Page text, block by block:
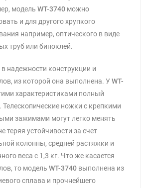
модельWT-3740 можно
и для другого хрупкого
например, оптического в виде
труб или биноклей.
в надежности конструкции и
из которой она выполнена. УWT-
характеристиками полный
Телескопические ножки с крепкими
зажимами могут легко менять
теряя устойчивости за счет
колонны, средней растяжки и
веса с 1,3 кг. Что же касается
то модельWT-3740 выполнена из
сплава и прочнейшего